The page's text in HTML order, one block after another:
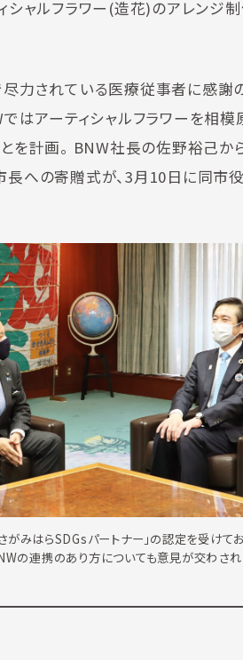
シャルフラワー(造花)のアレンジ
力されている医療従事者に感謝
はアーティシャルフラワーを相模
を計画。 BNW社長の佐野裕己か
への寄贈式が、3月10日に同市
がみはらSDGsパートナー」の認定を受けてお
の連携のあり方についても意見が交わされ